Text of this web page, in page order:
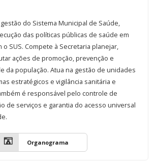
do Sistema Municipal de Saúde,
das políticas públicas de saúde em
SUS. Compete à Secretaria planejar,
ações de promoção, prevenção e
da população. Atua na gestão de unidades
estratégicos e vigilância sanitária e
é responsável pelo controle de
de serviços e garantia do acesso universal
Organograma